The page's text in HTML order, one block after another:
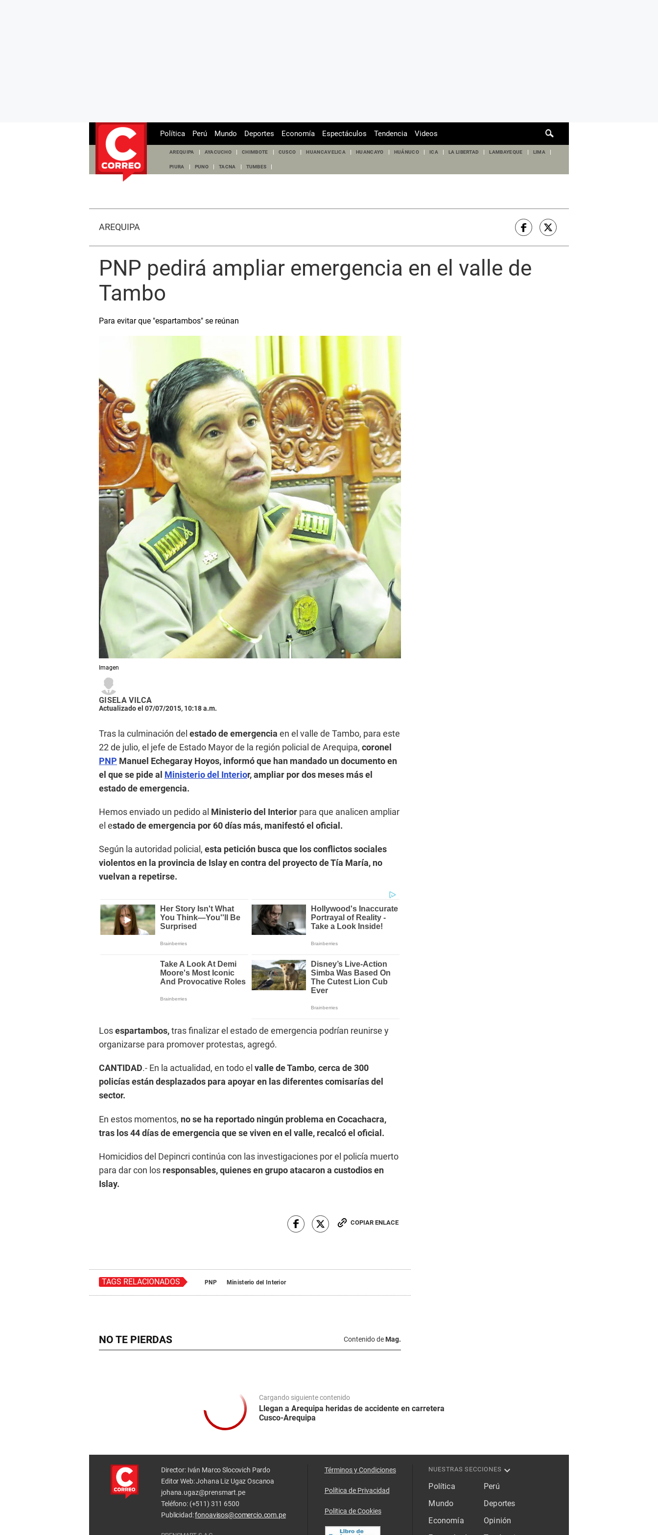
de
Política Perú Mundo Deportes Economía Espectáculos Tendencia Videos
AREQUIPA AYACUCHO CHIMBOTE CUSCO HUANCAVELICA HUANCAYO HUÁNUCO ICA LA LIBERTAD LAMBAYEQUE LIMA
PIURA PUNO TACNA TUMBES
AREQUIPA
PNP pedirá ampliar emergencia en el valle de
Tambo
Para evitar que "espartambos" se reúnan
Imagen
GISELA VILCA
Actualizado el 07/07/2015, 10:18 a.m.
Tras la culminación del estado de emergencia en el valle de Tambo, para este
22 de julio, el jefe de Estado Mayor de la región policial de Arequipa, coronel
PNP Manuel Echegaray Hoyos, informó que han mandado un documento en
el que se pide al Ministerio del Interior, ampliar por dos meses más el
estado de emergencia.
Hemos enviado un pedido al Ministerio del Interior para que analicen ampliar
el estado de emergencia por 60 días más, manifestó el oficial.
Según la autoridad policial, esta petición busca que los conflictos sociales
violentos en la provincia de Islay en contra del proyecto de Tía María, no
vuelvan a repetirse.
Losespartambos,tras finalizar el estado de emergencia podrían reunirse y
organizarse para promover protestas, agregó.
CANTIDAD.- En la actualidad, en todo el valle de Tambo, cerca de 300
policías están desplazados para apoyar en las diferentes comisarías del
sector.
En estos momentos, no se ha reportado ningún problema en Cocachacra,
tras los 44 días de emergencia que se viven en el valle, recalcó el oficial.
Homicidios del Depincri continúa con las investigaciones por el policía muerto
para dar con los responsables, quienes en grupo atacaron a custodios en
Islay.
COPIAR ENLACE
TAGS RELACIONADOS PNP Ministerio del Interior
NO TE PIERDAS Contenido de Mag.
Cargando siguiente contenido
Llegan a Arequipa heridas de accidente en carretera
Cusco-Arequipa
Director: Iván Marco Slocovich Pardo
Editor Web: Johana Liz Ugaz Oscanoa
johana.ugaz@prensmart.pe
Teléfono: (+511) 311 6500
Publicidad:fonoavisos@comercio.com.pe
Términos y Condiciones
Política de Privacidad
Politica de Cookies
NUESTRAS SECCIONES
Política
Perú
Mundo
Deportes
Economía
Opinión